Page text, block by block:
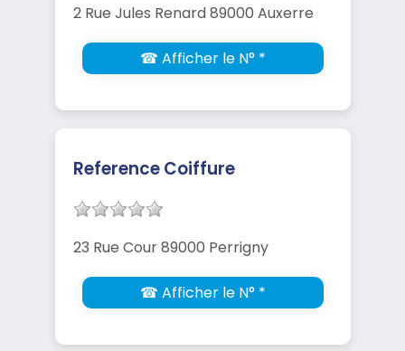
2 Rue Jules Renard 89000 Auxerre
☎ Afficher le N° *
Reference Coiffure
23 Rue Cour 89000 Perrigny
☎ Afficher le N° *